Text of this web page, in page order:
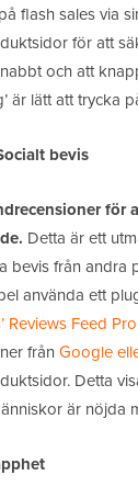
flash sales via
för att
och att
är lätt att trycka
bevis
för
Detta är ett
bevis från andra
använda ett
Reviews Feed Pro
från Google
Detta
är nöjda